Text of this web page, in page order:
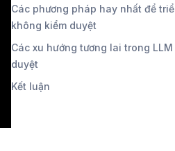
Các phương pháp hay nhất để
không kiểm duyệt
Các xu hướng tương lai trong
duyệt
Kết luận